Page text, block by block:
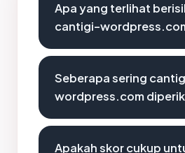
Apa yang terlihat
cantigi-
Seberapa sering
wordpress.com
Apakah skor cukup